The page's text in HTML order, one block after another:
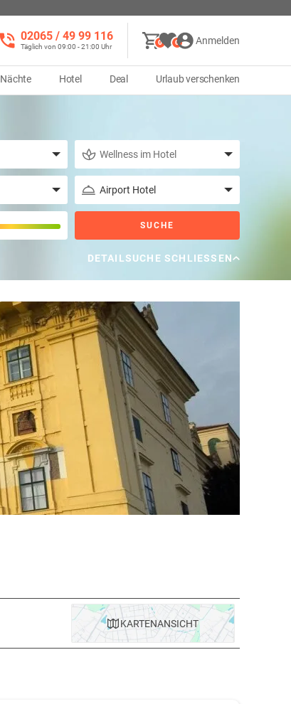
02065 / 49 ‌99 116
Täglich von 09:00 - 21:00 Uhr
0 0 Anmelden
Nächte Hotel Deal Urlaub verschenken
SUCHE
DETAILSUCHE SCHLIESSEN
KARTENANSICHT